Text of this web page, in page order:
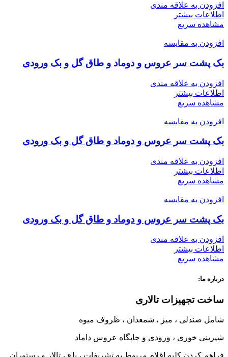
افزودن به علاقه مندی
اطلاعات بیشتر
مشاهده سریع
افزودن به مقایسه
بک پشت سر عروس و دوماد و طاق گل و بک ورودی
افزودن به علاقه مندی
اطلاعات بیشتر
مشاهده سریع
افزودن به مقایسه
بک پشت سر عروس و دوماد و طاق گل و بک ورودی
افزودن به علاقه مندی
اطلاعات بیشتر
مشاهده سریع
افزودن به مقایسه
بک پشت سر عروس و دوماد و طاق گل و بک ورودی
افزودن به علاقه مندی
اطلاعات بیشتر
مشاهده سریع
درباره ما:
ساخت تجهیزات تالاری
شامل صندلی ، میز ، شمعدان ، ظروف میوه
شیرینی خوری ، ورودی و جایگاه عروس داماد